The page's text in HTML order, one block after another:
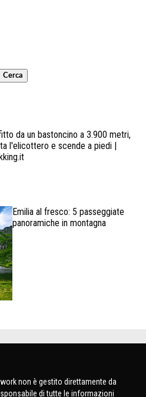
Cerca
da un bastoncino a 3.900 metri,
l'elicottero e scende a piedi |
Emilia al fresco: 5 passeggiate
panoramiche in montagna
non è gestito direttamente da
di tutte le informazioni